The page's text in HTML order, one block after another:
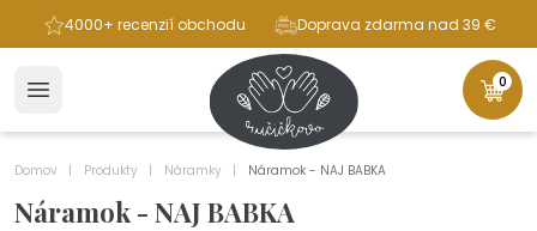
4000+ recenzií obchodu Doprava zdarma nad 39 €
0
Domov Produkty Náramky Náramok - NAJ BABKA
Náramok - NAJ BABKA